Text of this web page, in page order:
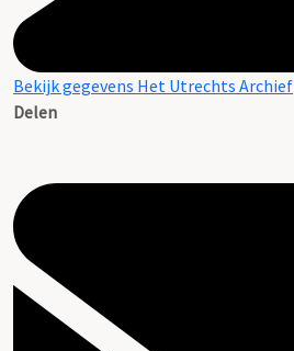
Bekijk gegevens Het Utrechts Archief
Delen